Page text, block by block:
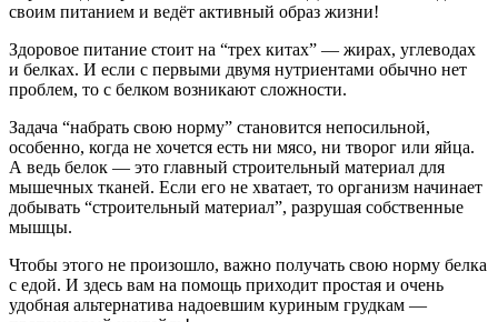
своим питанием и ведёт активный образ жизни!
Здоровое питание стоит на “трех китах” — жирах, углеводах
и белках. И если с первыми двумя нутриентами обычно нет
проблем, то с белком возникают сложности.
Задача “набрать свою норму” становится непосильной,
особенно, когда не хочется есть ни мясо, ни творог или яйца.
А ведь белок — это главный строительный материал для
мышечных тканей. Если его не хватает, то организм начинает
добывать “строительный материал”, разрушая собственные
мышцы.
Чтобы этого не произошло, важно получать свою норму белка
с едой. И здесь вам на помощь приходит простая и очень
удобная альтернатива надоевшим куриным грудкам —